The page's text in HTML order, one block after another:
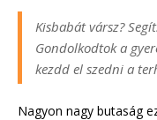
Kisbabát vársz?
Gondolkodtok a
kezdd el szedni a
Nagyon nagy butaság